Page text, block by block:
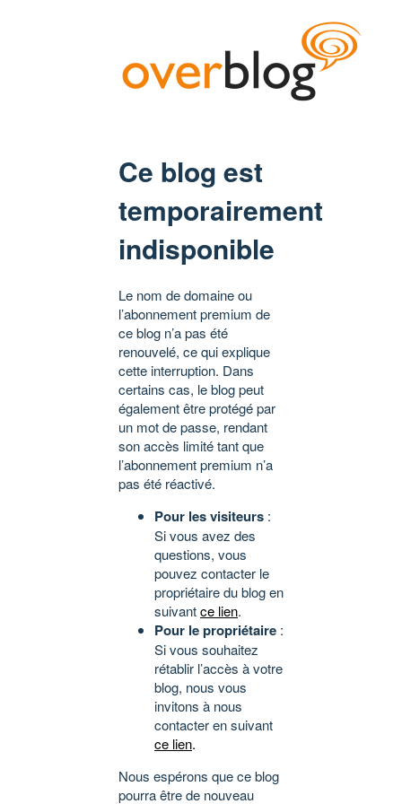
Ce blog est
temporairement
indisponible
Le nom de domaine ou
l’abonnement premium de
ce blog n’a pas été
renouvelé, ce qui explique
cette interruption. Dans
certains cas, le blog peut
également être protégé par
un mot de passe, rendant
son accès limité tant que
l’abonnement premium n’a
pas été réactivé.
Pour les visiteurs :
Si vous avez des
questions, vous
pouvez contacter le
propriétaire du blog en
suivantce lien.
Pour le propriétaire :
Si vous souhaitez
rétablir l’accès à votre
blog, nous vous
invitons à nous
contacter en suivant
ce lien.
Nous espérons que ce blog
pourra être de nouveau